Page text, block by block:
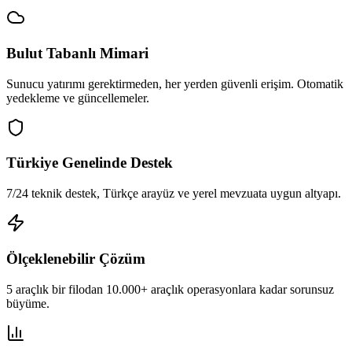
Bulut Tabanlı Mimari
Sunucu yatırımı gerektirmeden, her yerden güvenli erişim. Otomatik
yedekleme ve güncellemeler.
Türkiye Genelinde Destek
7/24 teknik destek, Türkçe arayüz ve yerel mevzuata uygun altyapı.
Ölçeklenebilir Çözüm
5 araçlık bir filodan 10.000+ araçlık operasyonlara kadar sorunsuz
büyüme.